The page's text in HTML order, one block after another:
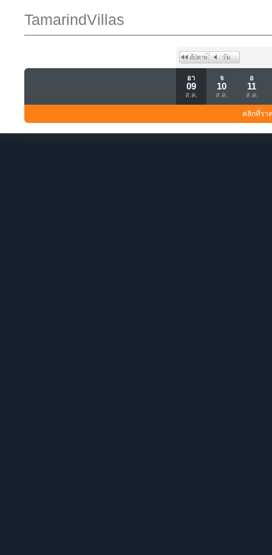
TamarindVillas
อา
09
ส.ค.
จ
10
ส.ค.
อ
11
ส.ค.
คลิกที่รา